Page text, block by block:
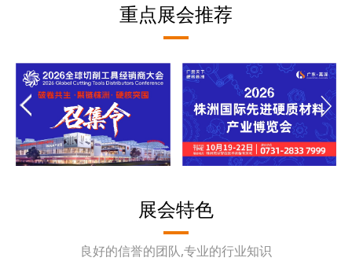
重点展会推荐
展会特色
良好的信誉的团队,专业的行业知识